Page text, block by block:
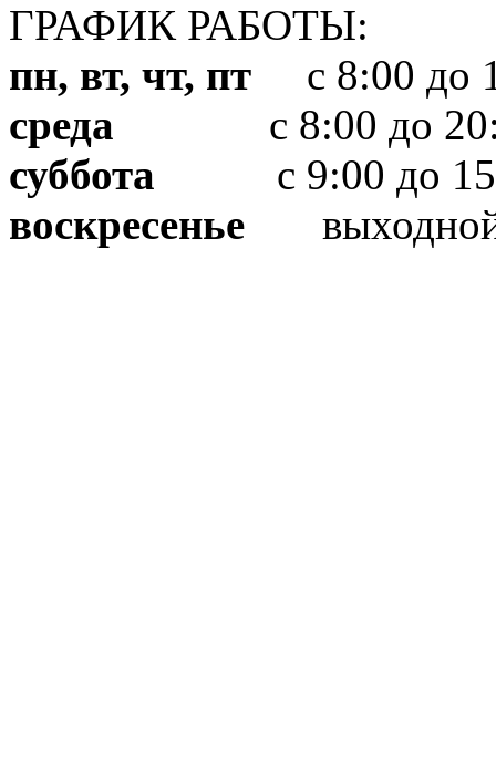
ГРАФИК РАБОТЫ:
пн, вт, чт, пт с 8:00 до
среда с 8:00 до
суббота с 9:00 до
воскресенье